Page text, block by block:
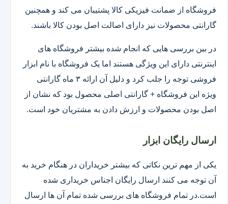
فروشگاه از ضمانت فیزیکی کالا پشتیبان می کند و همچنین
گارانتی محصولات نیز دارای اصالت اصل بودن کالا باشند.
در بین بررسی هایی که انجام شده بیشتر فروشگاه های
اینترنتی دارای این ویژگی هستند اما یک فروشگاه با نام ابزار
فروشی توجه را جلب کرد و دلیل آن ارائه ۳ ماه گارانتی
ویژه این فروشگاه + گارانتی اصلی محصول بود که نشان از
اصل بودن محصولات و ارزش دادن به مشتریان خود است.
ارسال رایگان ابزار
یکی از مهم ترین نکاتی که بیشتر خریداران در هنگام خرید به
آن توجه می کنند ارسال رایگان اجناس خریداری شده
است.در تمام فروشگاه های بررسی شده تمام آن ها ارسال